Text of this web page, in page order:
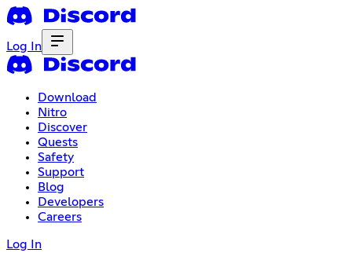
Log In
Download
Nitro
Discover
Quests
Safety
Support
Blog
Developers
Careers
Log In